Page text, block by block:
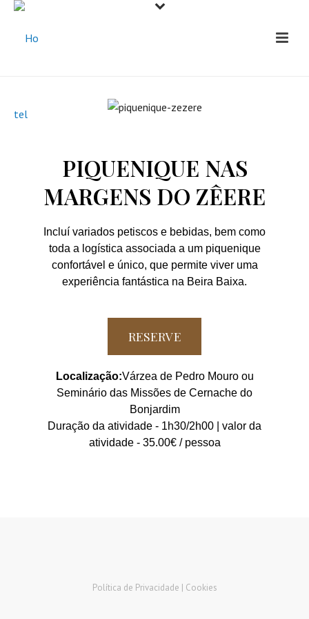
PIQUENIQUE NAS
MARGENS DO ZÊERE
Incluí variados petiscos e bebidas, bem como
toda a logística associada a um piquenique
confortável e único, que permite viver uma
experiência fantástica na Beira Baixa.
RESERVE
Localização:Várzea de Pedro Mouro ou
Seminário das Missões de Cernache do
Bonjardim
Duração da atividade - 1h30/2h00 | valor da
atividade - 35.00€ / pessoa
Política de Privacidade | Cookies